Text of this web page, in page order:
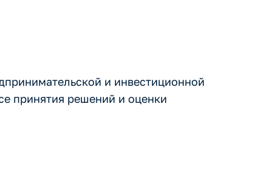
и инвестиционной
принятия решений и оценки